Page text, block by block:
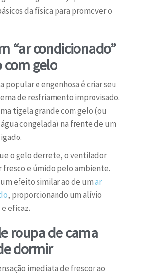
da física para promover o
“ar condicionado”
com gelo
popular e engenhosa é criar seu
de resfriamento improvisado.
tigela grande com gelo (ou
congelada) na frente de um
o gelo derrete, o ventilador
fresco e úmido pelo ambiente.
efeito similar ao de umar
, proporcionando um alívio
eficaz.
roupa de cama
dormir
imediata de frescor ao